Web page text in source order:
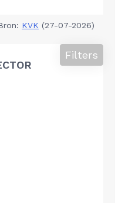
KVK (27-07-2026)
Filters